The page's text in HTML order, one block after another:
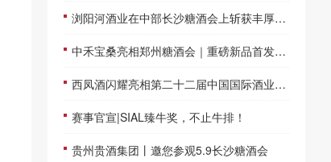
浏阳河酒业在中部长沙糖酒会上斩获丰厚订单
中禾宝桑亮相郑州糖酒会｜重磅新品首发，夏季爆品集结，共拓财富新蓝海
西凤酒闪耀亮相第二十二届中国国际酒业博览会
赛事官宣|SIAL臻牛奖，不止牛排！
贵州贵酒集团丨邀您参观5.9长沙糖酒会